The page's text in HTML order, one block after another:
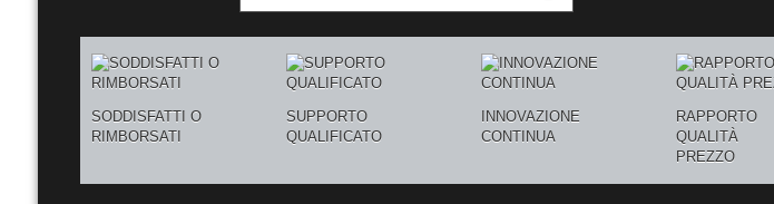
SODDISFATTI O
RIMBORSATI
SUPPORTO
QUALIFICATO
INNOVAZIONE
CONTINUA
RAPPORTO
QUALITÀ
PREZZO